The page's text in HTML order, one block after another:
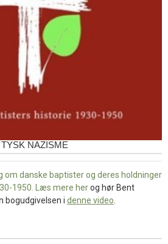
NAZISME
om danske baptister og deres holdninger
1950. Læs mere herog hør Bent
bogudgivelsen i denne video